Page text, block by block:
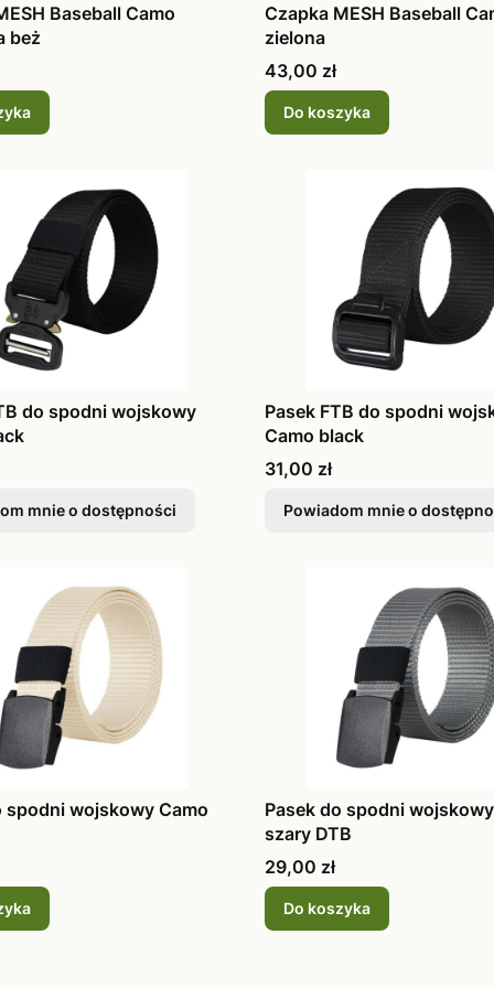
Baseball Camo
beż
Czapka MESH Baseball
zielona
Cena
43,00 zł
Do koszyka
do spodni wojskowy
mnie o dostępności
Pasek FTB do spodni
Camo black
Cena
31,00 zł
Powiadom mnie o
spodni wojskowy Camo
Pasek do spodni
szary DTB
Cena
29,00 zł
Do koszyka